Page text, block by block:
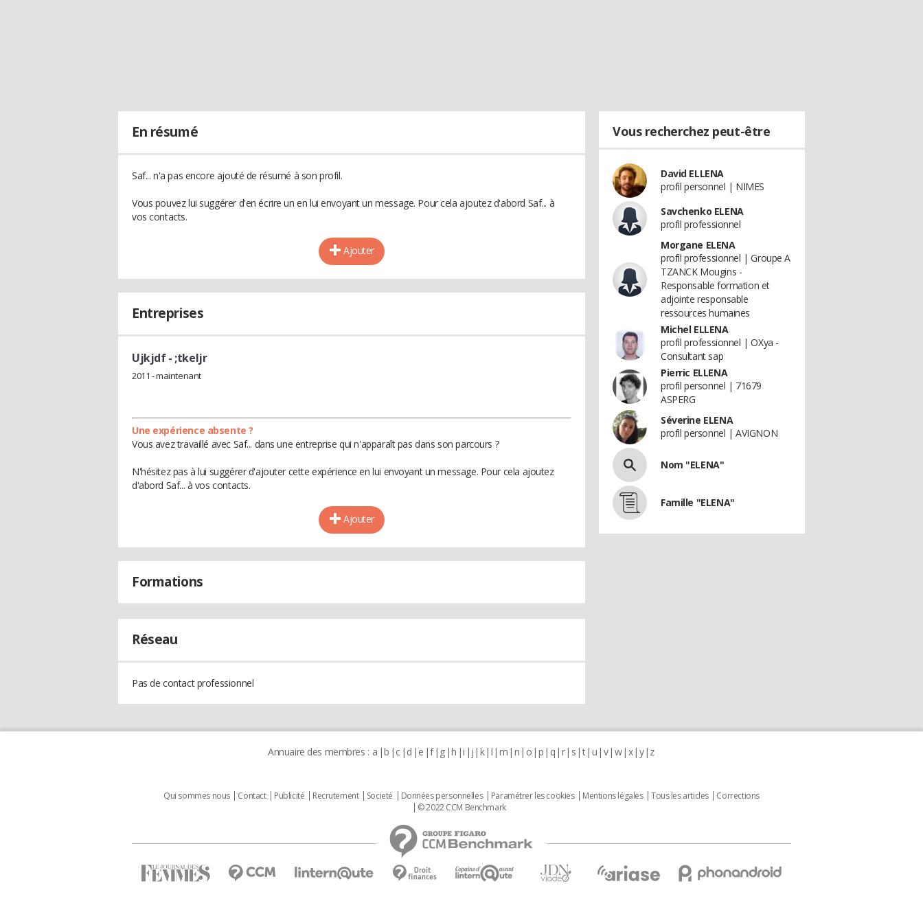
En résumé
Saf... n'a pas encore ajouté de résumé à son profil.
Vous pouvez lui suggérer d'en écrire un en lui envoyant un message. Pour cela ajoutez d'abord Saf... à
vos contacts.
Ajouter
Entreprises
Ujkjdf- ;tkeljr
2011 - maintenant
Une expérience absente ?
Vous avez travaillé avec Saf... dans une entreprise qui n'apparaît pas dans son parcours ?
N'hésitez pas à lui suggérer d'ajouter cette expérience en lui envoyant un message. Pour cela ajoutez
d'abord Saf... à vos contacts.
Ajouter
Formations
Réseau
Pas de contact professionnel
Vous recherchez peut-être
David ELLENA
profil personnel | NIMES
Savchenko ELENA
profil professionnel
Morgane ELENA
profil professionnel | Groupe A
TZANCK Mougins -
Responsable formation et
adjointe responsable
ressources humaines
Michel ELLENA
profil professionnel | OXya -
Consultant sap
Pierric ELLENA
profil personnel | 71679
ASPERG
Séverine ELENA
profil personnel | AVIGNON
Nom "ELENA"
Famille "ELENA"
Annuaire des membres : a b c d e f g h i j k l m n o p q r s t u v w x y z
Qui sommes nous Contact Publicité Recrutement Societé Données personnelles Paramétrer les cookies Mentions légales Tous les articles
Corrections
© 2022 CCM Benchmark